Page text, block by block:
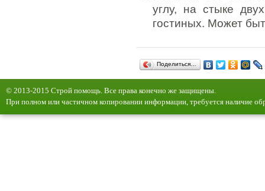
углу, на стыке
гостиных. Может
Поделиться…
© 2013-2015 Строй помощь. Все права конечно же защищены.
При полном или частичном копировании информации, требуется наличие